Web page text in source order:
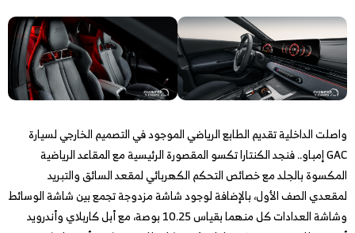
واصلت الداخلية تقديم الطابع الرياضي الموجود في التصميم الخارجي لسيارة
GAC إمباو.. فنجد الكنتارا تكسو المقصورة الرئيسية مع المقاعد الرياضية
المكسوة بالجلد مع خصائص التحكم الكهربائي لمقعد السائق والتبريد
لمقعدي الصف الأول، بالإضافة لوجود شاشة مزدوجة تجمع بين شاشة الوسائط
وشاشة العدادات كل منهما بقياس 10.25 بوصة، مع أبل كاربلاي وأندرويد